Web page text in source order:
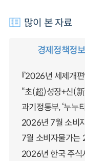
많이 본 자료
경제정책정보
『2026년 세제개편
“초(超)성장+신(
과기정통부, ‘누누
2026년 7월 소비
7월 소비자물가는
2026년 한국 주식